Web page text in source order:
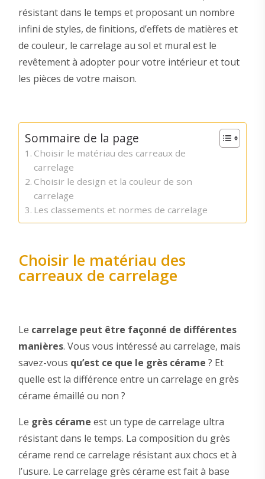
résistant dans le temps et proposant un nombre
infini de styles, de finitions, d’effets de matières et
de couleur, le carrelage au sol et mural est le
revêtement à adopter pour votre intérieur et tout
les pièces de votre maison.
Sommaire de la page
Choisir le matériau des carreaux de
carrelage
Choisir le design et la couleur de son
carrelage
Les classements et normes de carrelage
Choisir le matériau des
carreaux de carrelage
Le carrelage peut être façonné de différentes
manières. Vous vous intéressé au carrelage, mais
savez-vous qu’est ce que le grès cérame ? Et
quelle est la différence entre un carrelage en grès
cérame émaillé ou non ?
Le grès cérame est un type de carrelage ultra
résistant dans le temps. La composition du grès
cérame rend ce carrelage résistant aux chocs et à
l’usure. Le carrelage grès cérame est fait à base